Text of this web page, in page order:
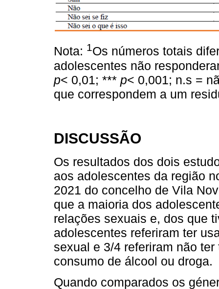
Nota: 1Os números totais
adolescentes não
p< 0,01; *** p< 0,001; n.s =
que correspondem a um
DISCUSSÃO
Os resultados dos dois
aos adolescentes da região
2021 do concelho de Vila
que a maioria dos
relações sexuais e, dos que
adolescentes referiram ter
sexual e 3/4 referiram não
consumo de álcool ou droga.
Quando comparados os